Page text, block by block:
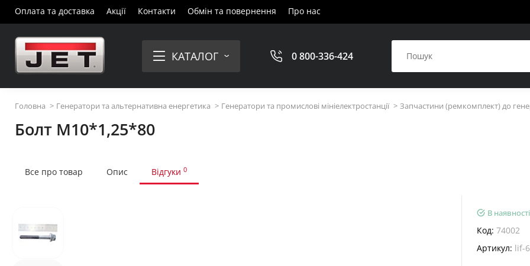
Оплата та доставка Акції Контакти Обмін та повернення Про нас
КАТАЛОГ 0 800-336-424
Головна Генератори та альтернативна енергетика Генератори та промислові мініелектростанції Запчастини (ремкомплект) до
Болт М10*1,25*80
Все про товар Опис Відгуки 0
В наявності
Код: 74002
Артикул: lif-